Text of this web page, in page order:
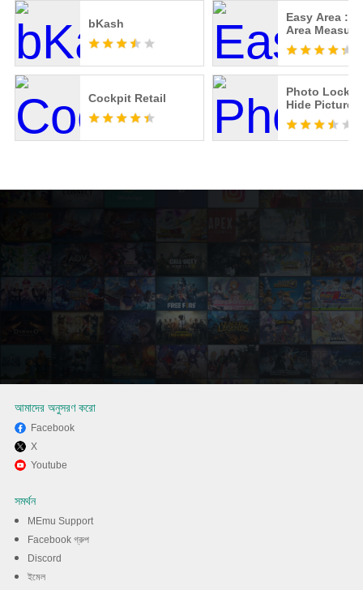
bKash
Cockpit Retail
Easy Area :
Area Measure
Photo Lock
Hide Pictures
MEmu ব্যবহার করে আপনার কম্পিউটারে
B612 AI Photo&Video Editor
আমাদের অনুসরণ করো
Facebook
X
Youtube
সমর্থন
MEmu Support
Facebook গ্রুপ
Discord
ইমেল